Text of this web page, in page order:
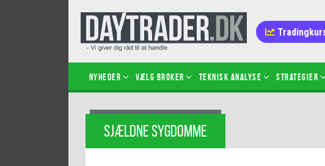
Nyheder Vælg broker Teknisk analyse Strategier
SJÆLDNE SYGDOMME